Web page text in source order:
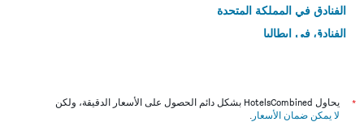
الفنادق في المملكة المتحدة
الفنادق في إيطاليا
*
يحاول HotelsCombined بشكل دائم الحصول على الأسعار الدقيقة، ولكن
لا يمكن ضمان الأسعار .